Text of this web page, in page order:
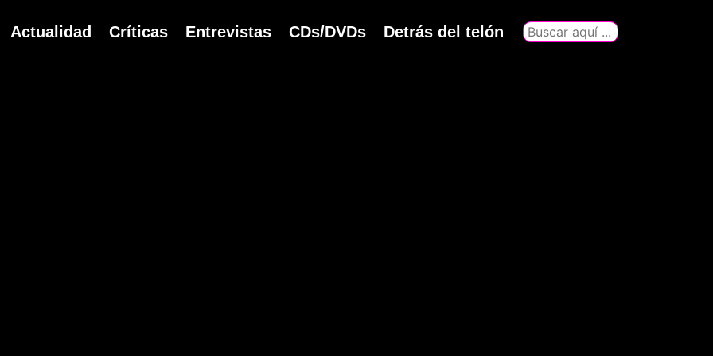
Navegación
Actualidad Críticas Entrevistas CDs/DVDs Detrás del telón
Buscar